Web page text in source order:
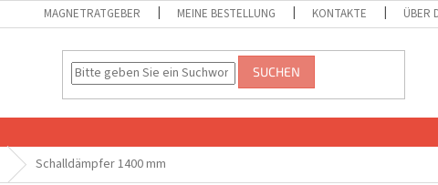
MAGNETRATGEBER MEINE BESTELLUNG KONTAKTE ÜBER
SUCHEN
Schalldämpfer 1400 mm